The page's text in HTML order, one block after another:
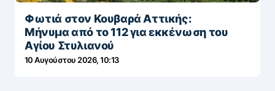
Φωτιά στον Κουβαρά Αττικής:
Μήνυμα από το 112 για εκκένωση του
Αγίου Στυλιανού
10 Αυγούστου 2026, 10:13